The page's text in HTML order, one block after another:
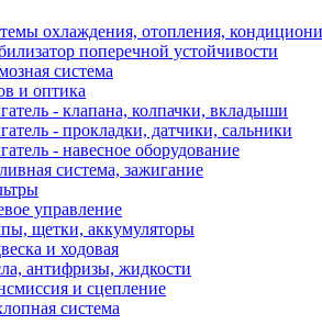
охлаждения, отопления,
поперечной устойчивости
система
и оптика
- клапана, колпачки, вкладыши
- прокладки, датчики, сальники
- навесное оборудование
система, зажигание
управление
щетки, аккумуляторы
и ходовая
антифризы, жидкости
и сцепление
система